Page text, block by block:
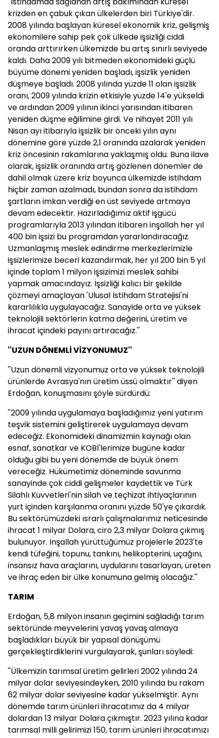
krizden en çabuk çıkan ülkelerden biri Türkiye'dir.
2008 yılında başlayan küresel ekonomik kriz, gelişmiş
ekonomilere sahip pek çok ülkede işsizliği ciddi
oranda arttırırken ülkemizde bu artış sınırlı seviyede
kaldı. Daha 2009 yılı bitmeden ekonomideki güçlü
büyüme dönemi yeniden başladı, işsizlik yeniden
düşmeye başladı. 2008 yılında yüzde 11 olan işsizlik
oranı, 2009 yılında krizin etkisiyle yüzde 14'e yükseldi
ve ardından 2009 yılının ikinci yarısından itibaren
yeniden düşme eğilimine girdi. Ve nihayet 2011 yılı
Nisan ayı itibarıyla işsizlik bir önceki yılın aynı
dönemine göre yüzde 2,1 oranında azalarak yeniden
kriz öncesinin rakamlarına yaklaşmış oldu. Buna ilave
olarak, işsizlik oranında artış gözlenen dönemler de
dahil olmak üzere kriz boyunca ülkemizde istihdam
hiçbir zaman azalmadı, bundan sonra da istihdam
şartların imkan verdiği en üst seviyede artmaya
devam edecektir. Hazırladığımız aktif işgücü
programlarıyla 2013 yılından itibaren inşallah her yıl
400 bin işsizi bu programdan yararlandıracağız.
Uzmanlaşmış meslek edindirme merkezlerimizle
işsizlerimize beceri kazandırmak, her yıl 200 bin 5 yıl
içinde toplam 1 milyon işsizimizi meslek sahibi
yapmak amacındayız. İşsizliği kalıcı bir şekilde
çözmeyi amaçlayan 'Ulusal İstihdam Stratejisi'ni
kararlılıkla uygulayacağız. Sanayide orta ve yüksek
teknolojili sektörlerin katma değerini, üretim ve
ihracat içindeki payını artıracağız.''
''UZUN DÖNEMLİ VİZYONUMUZ''
''Uzun dönemli vizyonumuz orta ve yüksek teknolojili
ürünlerde Avrasya'nın üretim üssü olmaktır'' diyen
Erdoğan, konuşmasını şöyle sürdürdü:
''2009 yılında uygulamaya başladığımız yeni yatırım
teşvik sistemini geliştirerek uygulamaya devam
edeceğiz. Ekonomideki dinamizmin kaynağı olan
esnaf, sanatkar ve KOBİ'lerimize bugüne kadar
olduğu gibi bu yeni dönemde de büyük önem
vereceğiz. Hükümetimiz döneminde savunma
sanayinde çok ciddi gelişmeler kaydettik ve Türk
Silahlı Kuvvetleri'nin silah ve teçhizat ihtiyaçlarının
yurt içinden karşılanma oranını yüzde 50'ye çıkardık.
Bu sektörümüzdeki ısrarlı çalışmalarımız neticesinde
ihracat 1 milyar Dolara, ciro 2,3 milyar Dolara çıkmış
bulunuyor. İnşallah yürüttüğümüz projelerle 2023'te
kendi tüfeğini, topunu, tankını, helikopterini, uçağını,
insansız hava araçlarını, uydularını tasarlayan, üreten
ve ihraç eden bir ülke konumuna gelmiş olacağız.''
TARIM
Erdoğan, 5,8 milyon insanın geçimini sağladığı tarım
sektöründe meyvelerini yavaş yavaş almaya
başladıkları büyük bir yapısal dönüşümü
gerçekleştirdiklerini vurgulayarak, şunları söyledi:
''Ülkemizin tarımsal üretim gelirleri 2002 yılında 24
milyar dolar seviyesindeyken, 2010 yılında bu rakam
62 milyar dolar seviyesine kadar yükselmiştir. Aynı
dönemde tarım ürünleri ihracatımız da 4 milyar
dolardan 13 milyar Dolara çıkmıştır. 2023 yılına kadar
tarımsal milli gelirimizi 150, tarım ürünleri ihracatımızı